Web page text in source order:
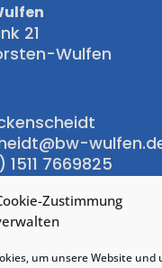
Zustimmung
um unsere Website und
21
Wulfen
7669825
Klause:
Hoinkis
9731468